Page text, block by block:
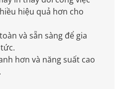
hiệu quả hơn cho
và sẵn sàng để gia
hơn và năng suất cao